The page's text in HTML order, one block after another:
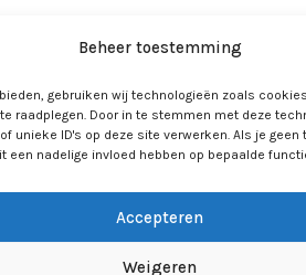
Beheer toestemming
gebruiken wij technologieën zoals
raadplegen. Door in te stemmen met deze
unieke ID's op deze site verwerken. Als je
een nadelige invloed hebben op bepaalde
Accepteren
Weigeren